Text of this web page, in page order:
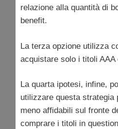
relazione alla quantità di
benefit.
La terza opzione utilizza
acquistare solo i titoli
La quarta ipotesi, infine,
utilizzare questa strategia
meno affidabili sul fronte
comprare i titoli in